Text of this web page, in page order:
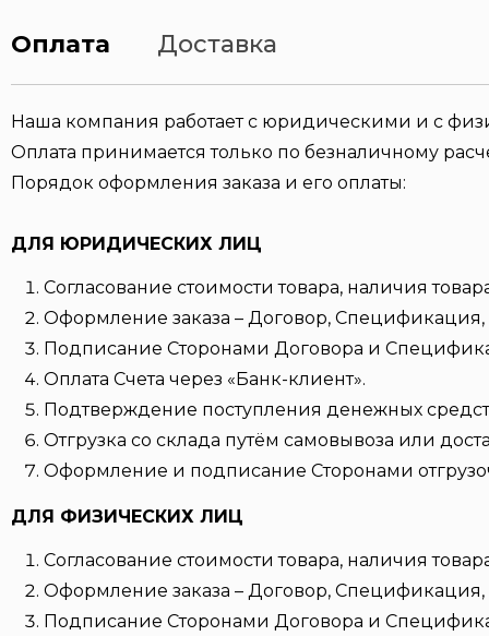
Оплата Доставка
Наша компания работает с юридическими и с
Оплата принимается только по безналичному
Порядок оформления заказа и его оплаты:
ДЛЯ ЮРИДИЧЕСКИХ ЛИЦ
Согласование стоимости товара, наличия
Оформление заказа – Договор, Спецификация,
Подписание Сторонами Договора и
Оплата Счета через «Банк-клиент».
Подтверждение поступления денежных
Отгрузка со склада путём самовывоза или
Оформление и подписание Сторонами
ДЛЯ ФИЗИЧЕСКИХ ЛИЦ
Согласование стоимости товара, наличия
Оформление заказа – Договор,
Подписание Сторонами Договора и